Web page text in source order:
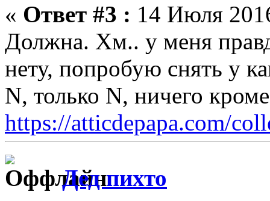
« Ответ #3 : 14 Июля
Должна. Хм.. у меня
нету, попробую снять у
N, только N, ничего
https://atticdepapa.com/
Дед пихто